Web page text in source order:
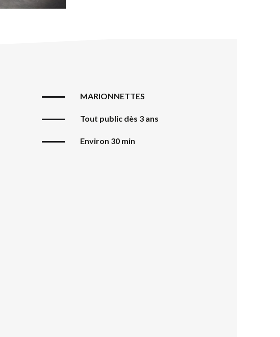
MARIONNETTES
Tout public dès 3 ans
Environ 30 min